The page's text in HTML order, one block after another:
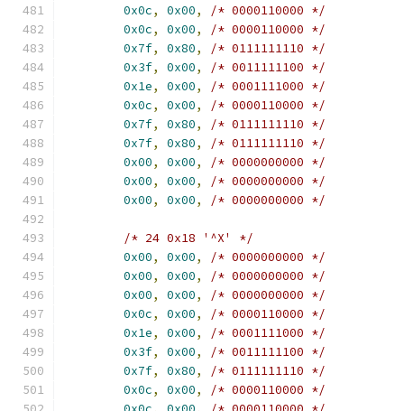
0x0c, 0x00,
/* 0000110000 */
0x0c, 0x00,
/* 0000110000 */
0x7f, 0x80,
/* 0111111110 */
0x3f, 0x00,
/* 0011111100 */
0x1e, 0x00,
/* 0001111000 */
0x0c, 0x00,
/* 0000110000 */
0x7f, 0x80,
/* 0111111110 */
0x7f, 0x80,
/* 0111111110 */
0x00, 0x00,
/* 0000000000 */
0x00, 0x00,
/* 0000000000 */
0x00, 0x00, /* 0000000000 */
/* 24 0x18 '^X' */
0x00, 0x00,
/* 0000000000 */
0x00, 0x00,
/* 0000000000 */
0x00, 0x00,
/* 0000000000 */
0x0c, 0x00,
/* 0000110000 */
0x1e, 0x00,
/* 0001111000 */
0x3f, 0x00,
/* 0011111100 */
0x7f, 0x80,
/* 0111111110 */
0x0c, 0x00,
/* 0000110000 */